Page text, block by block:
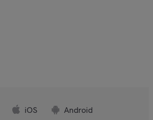
iOS Android